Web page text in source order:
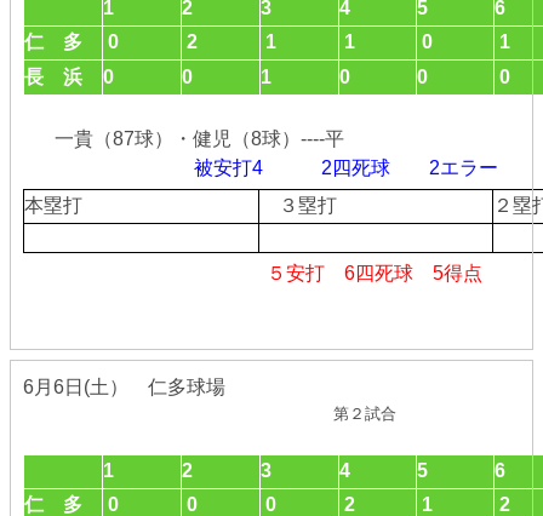
1 2 3 4 5
6
仁 多
0 2 1 1 0
1
長 浜
0 0 1 0 0 0
一貴（87球）・健児（8球）----平
被安打4 2四死球
2エラ
本塁打
３塁打 ２
５安打 6四死球 5得点
6月6日(土） 仁多球場
第２試合
1 2 3 4 5
6
仁 多
0 0 0 2 1
2